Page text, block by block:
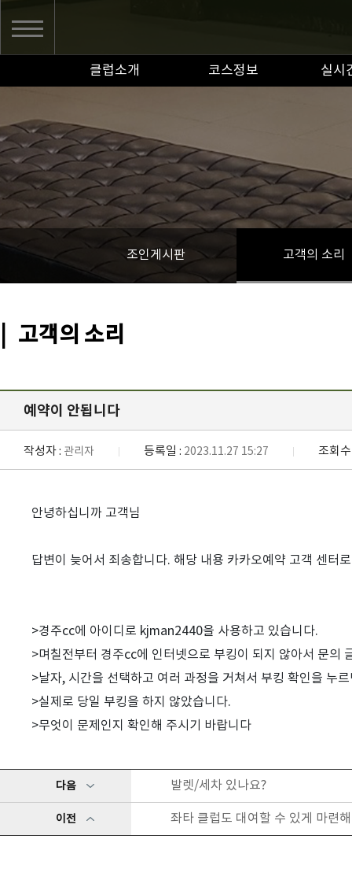
클럽소개 코스정보 실시
조인게시판 고객의 소리
고객의 소리
예약이 안됩니다
작성자 : 관리자 등록일 : 2023.11.27 15:27 조회
안녕하십니까 고객님
답변이 늦어서 죄송합니다. 해당 내용 카카오예약 고객 센터
>경주cc에 아이디로 kjman2440을 사용하고 있습니다.
>며칠전부터 경주cc에 인터넷으로 부킹이 되지 않아서 문의
>날자, 시간을 선택하고 여러 과정을 거쳐서 부킹 확인을 누
>실제로 당일 부킹을 하지 않았습니다.
>무엇이 문제인지 확인해 주시기 바랍니다
다음 발렛/세차 있나요?
이전 좌타 클럽도 대여할 수 있게 마련